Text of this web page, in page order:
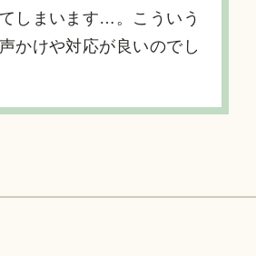
しまいます…。こういう
かけや対応が良いのでし